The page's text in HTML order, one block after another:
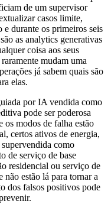
de um supervisor
casos limite,
durante os primeiros seis
as analytics generativas
coisa aos seus
mudam uma
já sabem quais são
elas.
por IA vendida como
pode ser poderosa
os modos de falha estão
certos ativos de energia,
como
de serviço de base
residencial ou serviço de
não estão lá para tornar a
dos falsos positivos pode